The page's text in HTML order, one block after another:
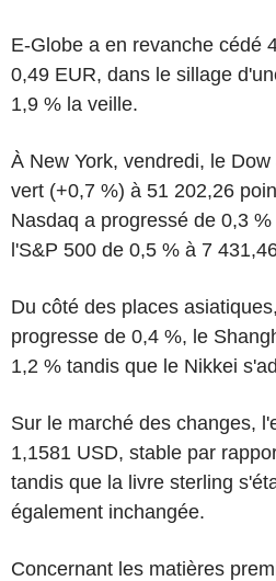
E-Globe a en revanche cédé
0,49 EUR, dans le sillage
1,9 % la veille.
À New York, vendredi, le
vert (+0,7 %) à 51 202,26
Nasdaq a progressé de 0,3
l'S&P 500 de 0,5 % à 7
Du côté des places
progresse de 0,4 %, le
1,2 % tandis que le Nikkei
Sur le marché des changes,
1,1581 USD, stable par
tandis que la livre sterling
également inchangée.
Concernant les matières